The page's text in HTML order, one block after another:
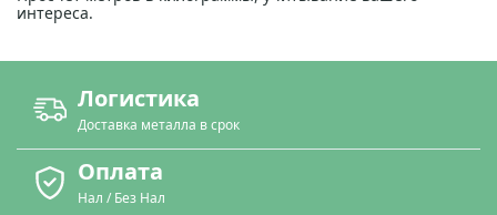
интереса.
Логистика
Доставка металла в срок
Оплата
Нал / Без Нал